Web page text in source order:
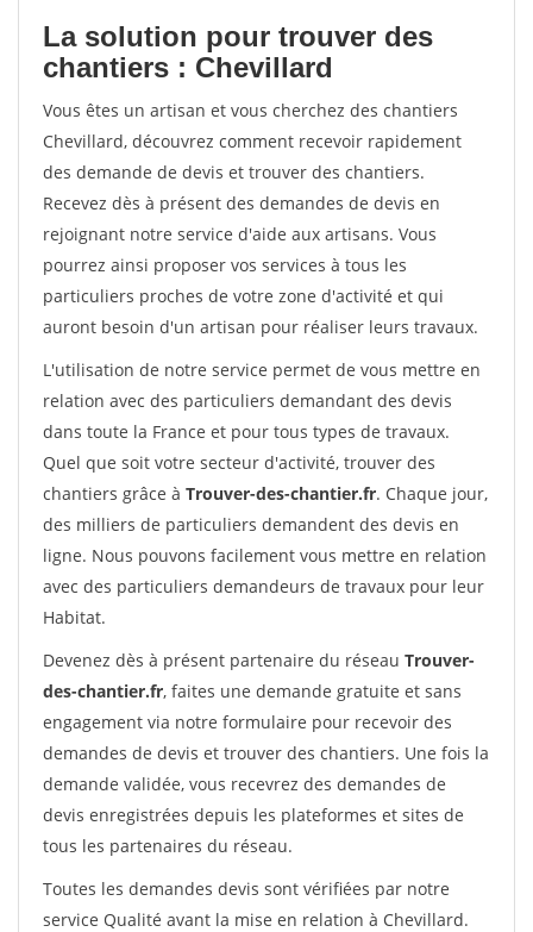
La solution pour trouver des
chantiers : Chevillard
Vous êtes un artisan et vous cherchez des chantiers
Chevillard, découvrez comment recevoir rapidement
des demande de devis et trouver des chantiers.
Recevez dès à présent des demandes de devis en
rejoignant notre service d'aide aux artisans. Vous
pourrez ainsi proposer vos services à tous les
particuliers proches de votre zone d'activité et qui
auront besoin d'un artisan pour réaliser leurs travaux.
L'utilisation de notre service permet de vous mettre en
relation avec des particuliers demandant des devis
dans toute la France et pour tous types de travaux.
Quel que soit votre secteur d'activité, trouver des
chantiers grâce à Trouver-des-chantier.fr. Chaque jour,
des milliers de particuliers demandent des devis en
ligne. Nous pouvons facilement vous mettre en relation
avec des particuliers demandeurs de travaux pour leur
Habitat.
Devenez dès à présent partenaire du réseau Trouver-
des-chantier.fr, faites une demande gratuite et sans
engagement via notre formulaire pour recevoir des
demandes de devis et trouver des chantiers. Une fois la
demande validée, vous recevrez des demandes de
devis enregistrées depuis les plateformes et sites de
tous les partenaires du réseau.
Toutes les demandes devis sont vérifiées par notre
service Qualité avant la mise en relation à Chevillard.